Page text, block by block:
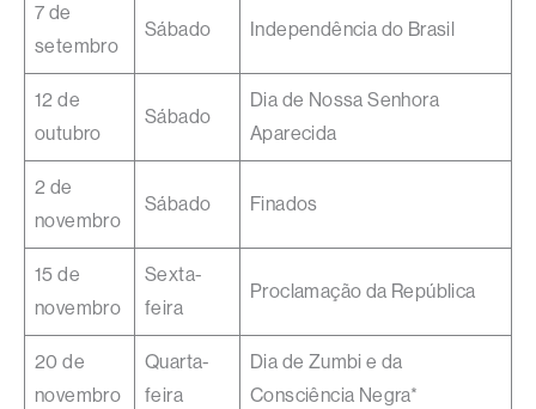
7 de
setembro
Sábado Independência do Brasil
12 de
outubro
Sábado
Dia de Nossa Senhora
Aparecida
2 de
novembro
Sábado Finados
15 de
novembro
Sexta-
feira
Proclamação da República
20 de
novembro
Quarta-
feira
Dia de Zumbi e da
Consciência Negra*